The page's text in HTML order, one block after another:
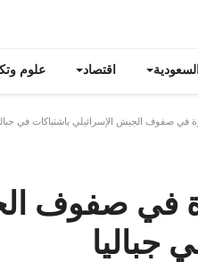
اقتصاد علوم
في صفوف الجيش الإسرائيلي باشتباكات في
في صفوف
جباليا